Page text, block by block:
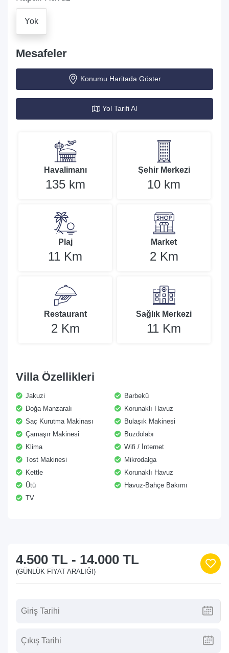
Yok
Mesafeler
Konumu Haritada Göster
Yol Tarifi Al
Havalimanı
135 km
Şehir Merkezi
10 km
Plaj
11 Km
Market
2 Km
Restaurant
2 Km
Sağlık Merkezi
11 Km
Villa Özellikleri
Jakuzi
Barbekü
Doğa Manzaralı
Korunaklı Havuz
Saç Kurutma Makinası
Bulaşık Makinesi
Çamaşır Makinesi
Buzdolabı
Klima
Wifi / İnternet
Tost Makinesi
Mikrodalga
Kettle
Korunaklı Havuz
Ütü
Havuz-Bahçe Bakımı
TV
4.500 TL - 14.000 TL
(GÜNLÜK FIYAT ARALIĞI)